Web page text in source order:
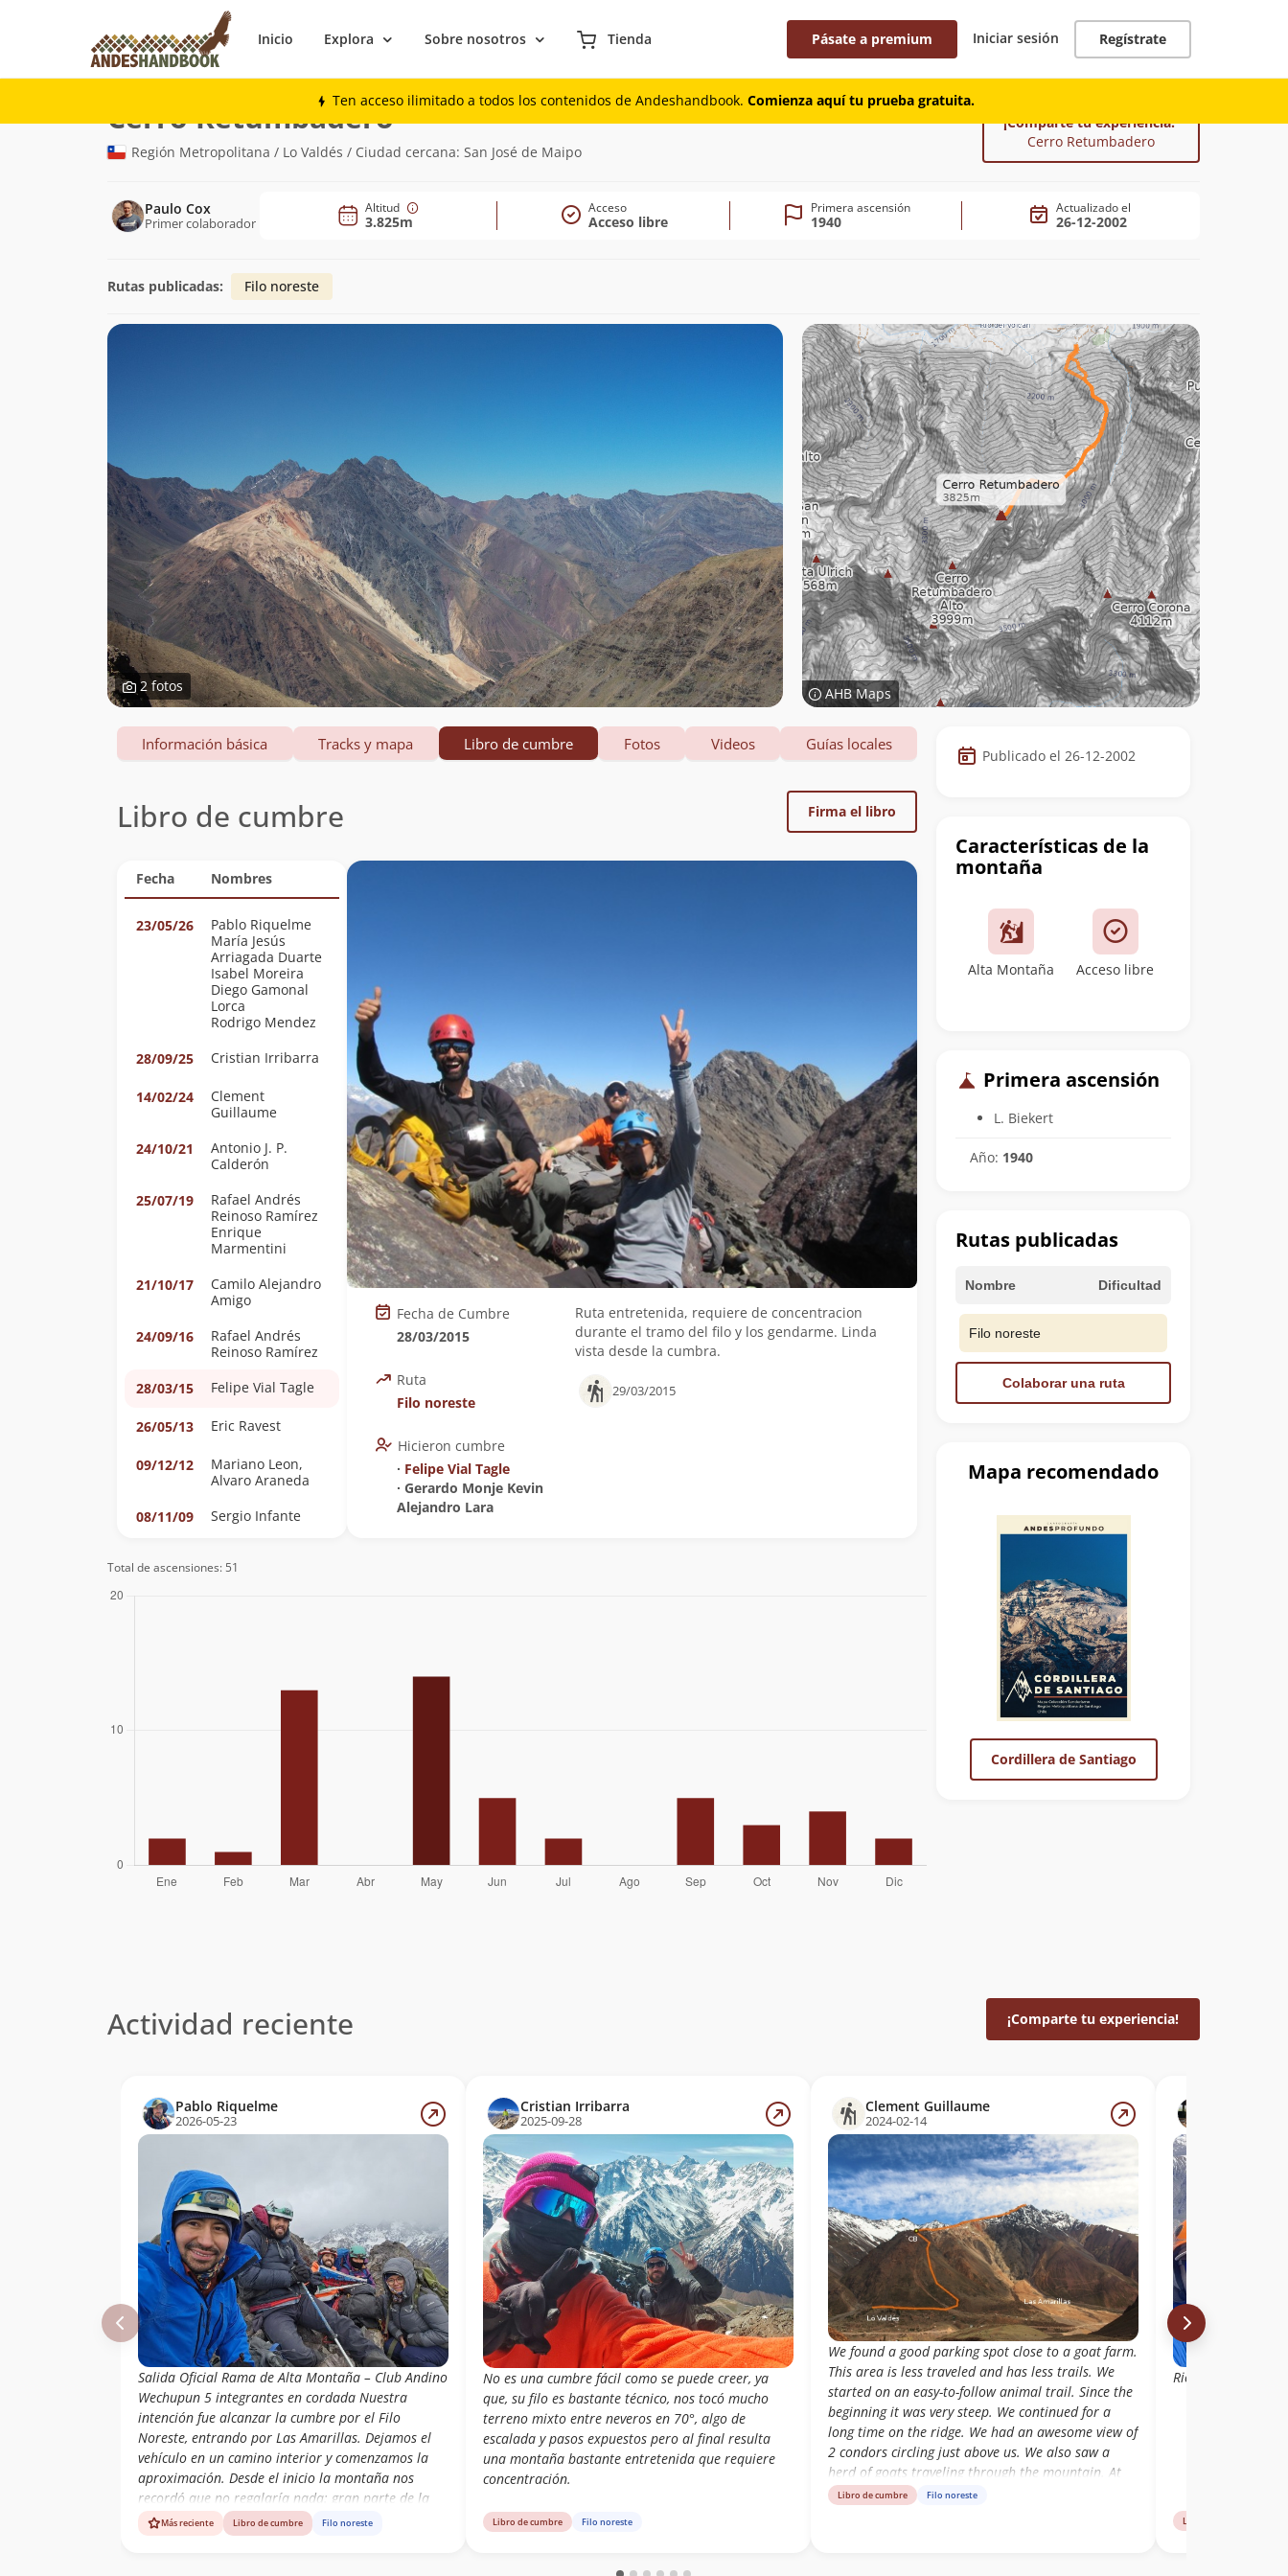
Inicio Explora Sobre nosotros Tienda Pásate a premium Iniciar sesión Regístrate
Ten acceso ilimitado a todos los contenidos de Andeshandbook. Comienza aquí tu prueba gratuita.
Montaña
Cerro Retumbadero(3.825m)
Región Metropolitana / Lo Valdés / Ciudad cercana: San José de Maipo
¡Comparte tu experiencia!
Cerro Retumbadero
Paulo Cox
Primer colaborador
Altitud
3.825m
Acceso
Acceso libre
Primera ascensión
1940
Actualizado el
26-12-2002
Rutas publicadas: Filo noreste
2 fotos AHB Maps
Datos
de
cumbre
Publicado el 26-12-2002
Características de la
montaña
Alta Montaña Acceso libre
Primera ascensión
L. Biekert
Año: 1940
Rutas publicadas
Nombre Dificultad
Filo noreste
Colaborar una ruta
Mapa recomendado
Cordillera de Santiago
Información básica Tracks y mapa Libro de cumbre Fotos Videos Guías locales
Libro de cumbre Firma el libro
Fecha Nombres
23/05/26
Pablo Riquelme
María Jesús
Arriagada Duarte
Isabel Moreira
Diego Gamonal
Lorca
Rodrigo Mendez
28/09/25
Cristian Irribarra
14/02/24
Clement
Guillaume
24/10/21
Antonio J. P.
Calderón
25/07/19
Rafael Andrés
Reinoso Ramírez
Enrique
Marmentini
21/10/17
Camilo Alejandro
Amigo
24/09/16
Rafael Andrés
Reinoso Ramírez
28/03/15
Felipe Vial Tagle
26/05/13 Eric Ravest
09/12/12
Mariano Leon,
Alvaro Araneda
08/11/09
Sergio Infante
01/03/01
Nelson
Maldonado, Jaime
Mazzei
Fecha de Cumbre
28/03/2015
Ruta
Filo noreste
Hicieron cumbre
∙ Felipe Vial Tagle
∙ Gerardo Monje Kevin
Alejandro Lara
Ruta entretenida, requiere de concentracion
durante el tramo del filo y los gendarme. Linda
vista desde la cumbra.
29/03/2015
Total de ascensiones: 51
Actividad reciente ¡Comparte tu experiencia!
Pablo Riquelme
2026-05-23
Salida Oficial Rama de Alta Montaña – Club Andino
Wechupun 5 integrantes en cordada Nuestra
intención fue alcanzar la cumbre por el Filo
Noreste, entrando por Las Amarillas. Dejamos el
vehículo en un camino interior y comenzamos la
aproximación. Desde el inicio la montaña nos
recordó que no regalaría nada: gran parte de la
ruta no tenía sendero definido, por lo que
avanzamos abriendo camino a pura experiencia y
Más reciente Libro de cumbre Filo noreste
Cristian Irribarra
2025-09-28
No es una cumbre fácil como se puede creer, ya
que, su filo es bastante técnico, nos tocó mucho
terreno mixto entre neveros en 70°, algo de
escalada y pasos expuestos pero al final resulta
una montaña bastante entretenida que requiere
concentración.
Libro de cumbre Filo noreste
Clement Guillaume
2024-02-14
We found a good parking spot close to a goat farm.
This area is less traveled and has less trails. We
started on an easy-to-follow animal trail. Since the
beginning it was very steep. We continued for a
long time on the ridge. We had an awesome view of
2 condors circling just above us. We also saw a
herd of goats traveling through the mountain. At
one point we started sidehilling to the right of the
Libro de cumbre Filo noreste
Rico cerrito , filo
Libro de cumbre